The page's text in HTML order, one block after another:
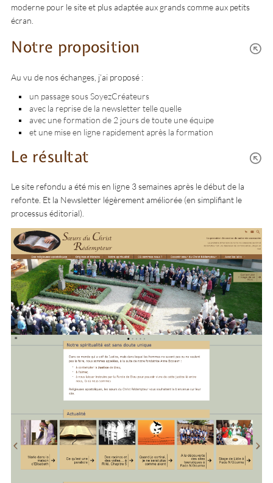
moderne pour le site et plus adaptée aux grands comme aux petits
écran.
Notre proposition
Au vu de nos échanges, j’ai proposé :
un passage sous SoyezCréateurs
avec la reprise de la newsletter telle quelle
avec une formation de 2 jours de toute une équipe
et une mise en ligne rapidement après la formation
Le résultat
Le site refondu a été mis en ligne 3 semaines après le début de la
refonte. Et la Newsletter légèrement améliorée (en simplifiant le
processus éditorial).